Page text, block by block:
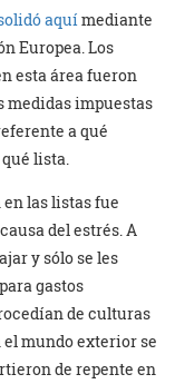
aquí mediante
Europea. Los
esta área fueron
medidas impuestas
a qué
lista.
las listas fue
del estrés. A
y sólo se les
gastos
de culturas
mundo exterior se
de repente en